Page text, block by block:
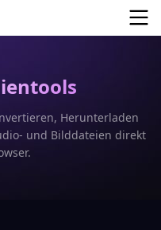
Herunterladen
und Bilddateien direkt